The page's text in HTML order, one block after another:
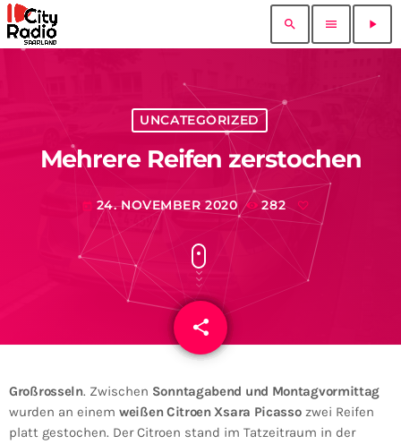
search menu play_arrow
UNCATEGORIZED
Mehrere Reifen zerstochen
today 24. NOVEMBER 2020 282
share
email
Großrosseln. Zwischen Sonntagabend und Montagvormittag
wurden an einem weißen Citroen Xsara Picassozwei Reifen
platt gestochen. Der Citroen stand im Tatzeitraum in der